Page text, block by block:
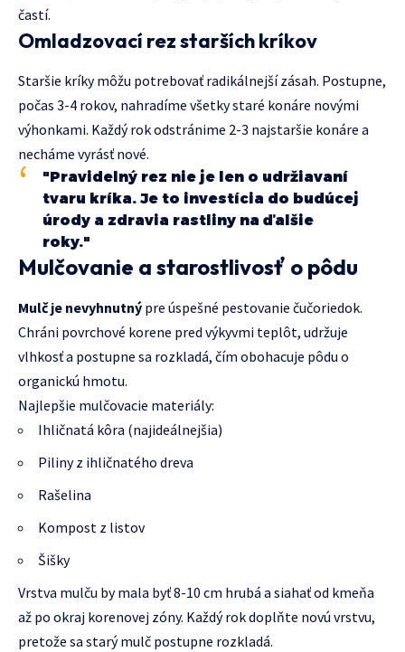
častí.
Omladzovací rez starších kríkov
Staršie kríky môžu potrebovať radikálnejší zásah. Postupne,
počas 3-4 rokov, nahradíme všetky staré konáre novými
výhonkami. Každý rok odstránime 2-3 najstaršie konáre a
necháme vyrásť nové.
"Pravidelný rez nie je len o udržiavaní
tvaru kríka. Je to investícia do budúcej
úrody a zdravia rastliny na ďalšie
roky."
Mulčovanie a starostlivosť o pôdu
Mulč je nevyhnutný pre úspešné pestovanie čučoriedok.
Chráni povrchové korene pred výkyvmi teplôt, udržuje
vlhkosť a postupne sa rozkladá, čím obohacuje pôdu o
organickú hmotu.
Najlepšie mulčovacie materiály:
Ihličnatá kôra (najideálnejšia)
Piliny z ihličnatého dreva
Rašelina
Kompost z listov
Šišky
Vrstva mulču by mala byť 8-10 cm hrubá a siahať od kmeňa
až po okraj korenovej zóny. Každý rok doplňte novú vrstvu,
pretože sa starý mulč postupne rozkladá.